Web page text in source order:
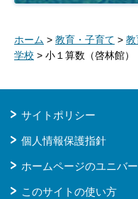
ホーム > 教育・子育て > 教
学校 > 小１算数（啓林館）
サイトポリシー
個人情報保護指針
ホームページのユニバ
このサイトの使い方